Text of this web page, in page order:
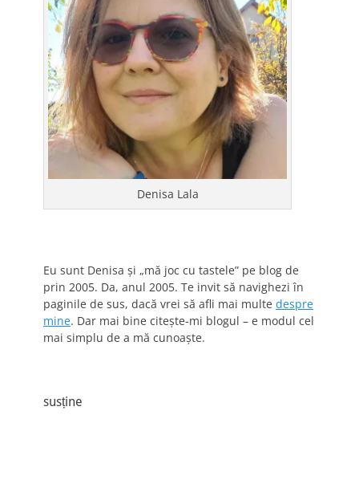
Denisa Lala
Eu sunt Denisa și „mă joc cu tastele” pe blog de
prin 2005. Da, anul 2005. Te invit să navighezi în
paginile de sus, dacă vrei să afli mai multe despre
mine. Dar mai bine citește-mi blogul – e modul cel
mai simplu de a mă cunoaște.
susține